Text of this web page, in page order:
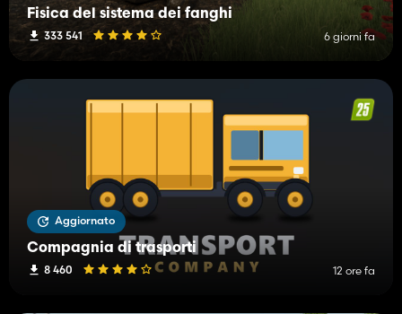
Fisica del sistema dei fanghi
333 541 6 giorni fa
Aggiornato
Compagnia di trasporti
8 460 12 ore fa